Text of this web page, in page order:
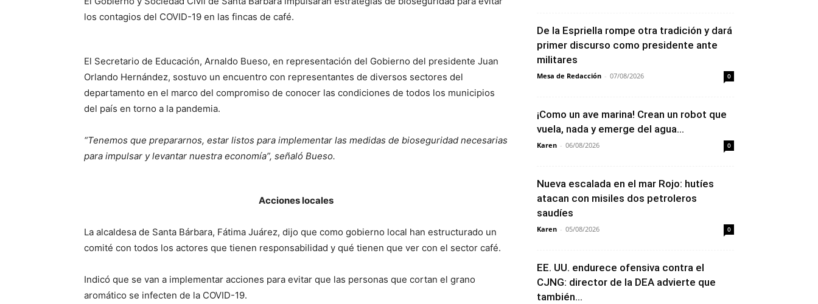
los contagios del COVID-19 en las fincas de café.
El Secretario de Educación, Arnaldo Bueso, en representación del Gobierno del presidente Juan
Orlando Hernández, sostuvo un encuentro con representantes de diversos sectores del
departamento en el marco del compromiso de conocer las condiciones de todos los municipios
del país en torno a la pandemia.
“Tenemos que prepararnos, estar listos para implementar las medidas de bioseguridad necesarias
para impulsar y levantar nuestra economía”, señaló Bueso.
Acciones locales
La alcaldesa de Santa Bárbara, Fátima Juárez, dijo que como gobierno local han estructurado un
comité con todos los actores que tienen responsabilidad y qué tienen que ver con el sector café.
Indicó que se van a implementar acciones para evitar que las personas que cortan el grano
aromático se infecten de la COVID-19.
De la Espriella rompe otra tradición y dará
primer discurso como presidente ante
militares
Mesa de Redacción - 07/08/2026 0
¡Como un ave marina! Crean un robot que
vuela, nada y emerge del agua...
Karen - 06/08/2026 0
Nueva escalada en el mar Rojo: hutíes
atacan con misiles dos petroleros
saudíes
Karen - 05/08/2026 0
EE. UU. endurece ofensiva contra el
CJNG: director de la DEA advierte que
también...